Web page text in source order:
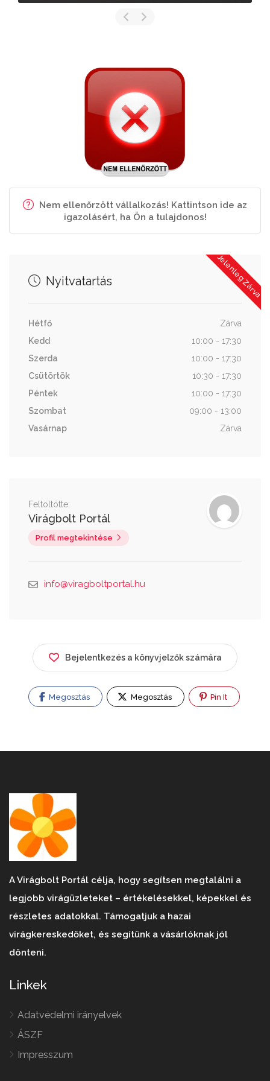
Nem ellenőrzött vállalkozás! Kattintson ide az
igazolásért, ha Ön a tulajdonos!
Jelenleg Zárva
Nyitvatartás
Hétfő
Zárva
Kedd
10:00 - 17:30
Szerda
10:00 - 17:30
Csütörtök
10:30 - 17:30
Péntek
10:00 - 17:30
Szombat
09:00 - 13:00
Vasárnap
Zárva
Feltöltötte:
Virágbolt Portál
Profil megtekintése
info@viragboltportal.hu
Bejelentkezés a könyvjelzők számára
Megosztás Megosztás Pin It
A Virágbolt Portál célja, hogy segítsen megtalálni a
legjobb virágüzleteket – értékelésekkel, képekkel és
részletes adatokkal. Támogatjuk a hazai
virágkereskedőket, és segítünk a vásárlóknak jól
dönteni.
Linkek
Adatvédelmi irányelvek
ÁSZF
Impresszum